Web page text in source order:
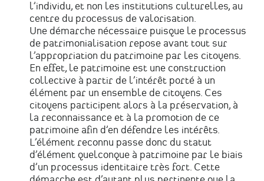
l’individu, et non les institutions culturelles, au
centre du processus de valorisation.
Une démarche nécessaire puisque le processus
de patrimonialisation repose avant tout sur
l’appropriation du patrimoine par les citoyens.
En effet, le patrimoine est une construction
collective à partir de l’intérêt porté à un
élément par un ensemble de citoyens. Ces
citoyens participent alors à la préservation, à
la reconnaissance et à la promotion de ce
patrimoine afin d’en défendre les intérêts.
L’élément reconnu passe donc du statut
d’élément quelconque à patrimoine par le biais
d’un processus identitaire très fort. Cette